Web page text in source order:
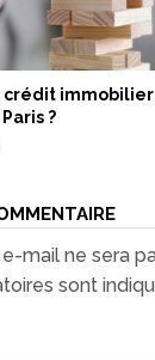
crédit
?
mail ne sera
sont